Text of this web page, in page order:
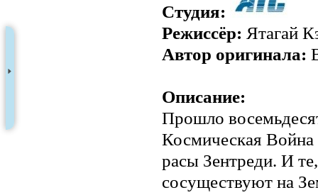
Студия:
Режиссёр: Ятагай
Автор оригинала:
Описание:
Прошло
Космическая Война
расы Зентреди. И
сосуществуют на